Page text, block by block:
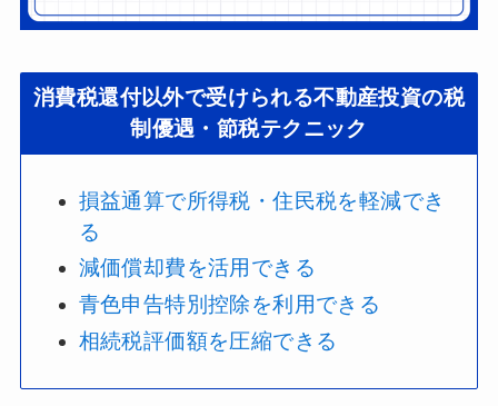
消費税還付以外で受けられる不動産投資の税
制優遇・節税テクニック
損益通算で所得税・住民税を軽減でき
る
減価償却費を活用できる
青色申告特別控除を利用できる
相続税評価額を圧縮できる